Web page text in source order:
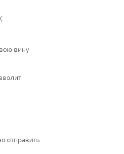
вину
отправить